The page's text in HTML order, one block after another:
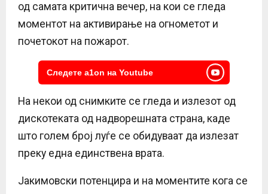
од самата критична вечер, на кои се гледа
моментот на активирање на огнометот и
почетокот на пожарот.
Следете a1on на Youtube
На некои од снимките се гледа и излезот од
дискотеката од надворешната страна, каде
што голем број луѓе се обидуваат да излезат
преку една единствена врата.
Јакимовски потенцира и на моментите кога се